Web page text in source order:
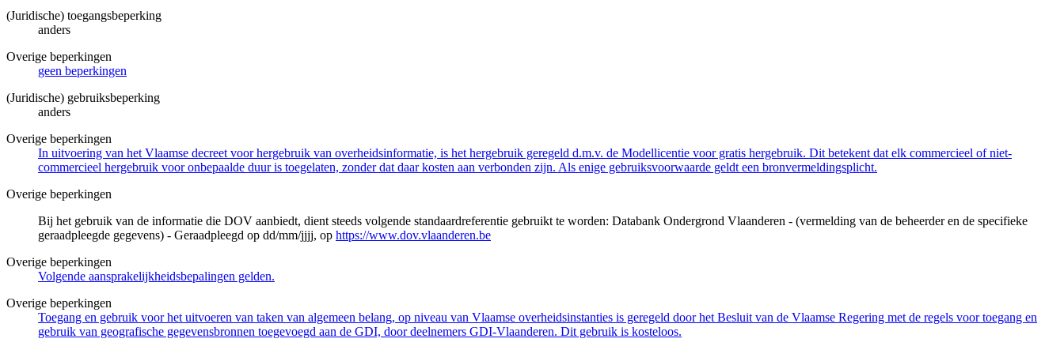
(Juridische) toegangsbeperking
anders
Overige beperkingen
geen beperkingen
(Juridische) gebruiksbeperking
anders
Overige beperkingen
In uitvoering van het Vlaamse decreet voor hergebruik van overheidsinformatie, is het hergebruik geregeld d.m.v. de Modellicentie voor gratis hergebruik. Dit betekent dat elk commercieel of niet-
commercieel hergebruik voor onbepaalde duur is toegelaten, zonder dat daar kosten aan verbonden zijn. Als enige gebruiksvoorwaarde geldt een bronvermeldingsplicht.
Overige beperkingen
Bij het gebruik van de informatie die DOV aanbiedt, dient steeds volgende standaardreferentie gebruikt te worden: Databank Ondergrond Vlaanderen - (vermelding van de beheerder en de specifieke
geraadpleegde gegevens) - Geraadpleegd op dd/mm/jjjj, op https://www.dov.vlaanderen.be
Overige beperkingen
Volgende aansprakelijkheidsbepalingen gelden.
Overige beperkingen
Toegang en gebruik voor het uitvoeren van taken van algemeen belang, op niveau van Vlaamse overheidsinstanties is geregeld door het Besluit van de Vlaamse Regering met de regels voor toegang en
gebruik van geografische gegevensbronnen toegevoegd aan de GDI, door deelnemers GDI-Vlaanderen. Dit gebruik is kosteloos.